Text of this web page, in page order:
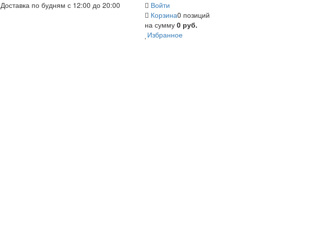
Доставка по будням с 12:00 до 20:00
Войти
Корзина0 позиций
на сумму 0 руб.
Избранное